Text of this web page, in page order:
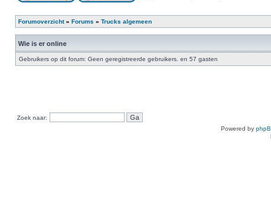
Forumoverzicht» Forums » Trucks algemeen
Wie is er online
Gebruikers op dit forum: Geen geregistreerde gebruikers. en 57 gasten
Zoek naar:
Powered by